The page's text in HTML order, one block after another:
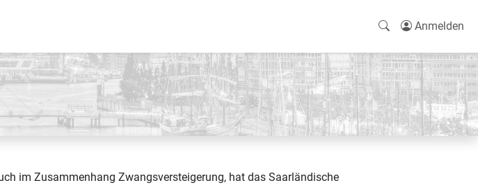
Anmelden
im Zusammenhang Zwangsversteigerung, hat das Saarländische